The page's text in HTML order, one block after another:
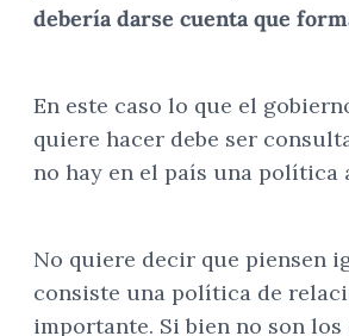
debería darse cuenta que
En este caso lo que el
quiere hacer debe ser
no hay en el país una
No quiere decir que piensen
consiste una política de
importante. Si bien no son